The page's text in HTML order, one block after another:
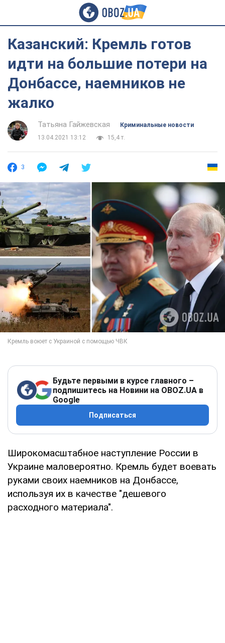
Казанский: Кремль готов
идти на большие потери на
Донбассе, наемников не
жалко
Татьяна Гайжевская
Криминальные новости
13.04.2021 13:12
15,4 т.
3
Будьте первыми в курсе главного –
подпишитесь на Новини на OBOZ.UA в
Google
Подписаться
Широкомасштабное наступление России в
Украине маловероятно. Кремль будет воевать
руками своих наемников на Донбассе,
используя их в качестве "дешевого
расходного материала".